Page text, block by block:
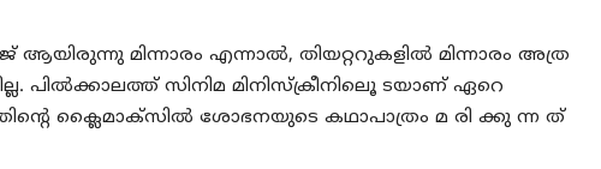
ആയിരുന്നു മിന്നാരം എന്നാൽ, തിയറ്ററുകളിൽ മിന്നാരം അത്ര
പിൽക്കാലത്ത് സിനിമ മിനിസ്‌ക്രീനിലൂെ ടയാണ് ഏറെ
ക്ലൈമാക്സിൽ ശോഭനയുടെ കഥാപാത്രം മ രി ക്കു ന്ന ത്